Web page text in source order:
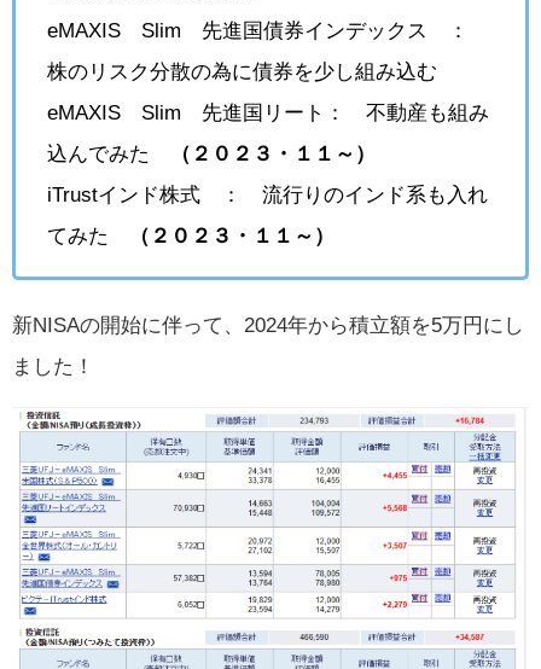
eMAXIS Slim 先進国債券インデックス ：
株のリスク分散の為に債券を少し組み込む
eMAXIS Slim 先進国リート： 不動産も組み
込んでみた
（２０２３・１１～）
iTrustインド株式 ： 流行りのインド系も入れ
てみた
（２０２３・１１～）
新NISAの開始に伴って、2024年から積立額を5万円にし
ました！